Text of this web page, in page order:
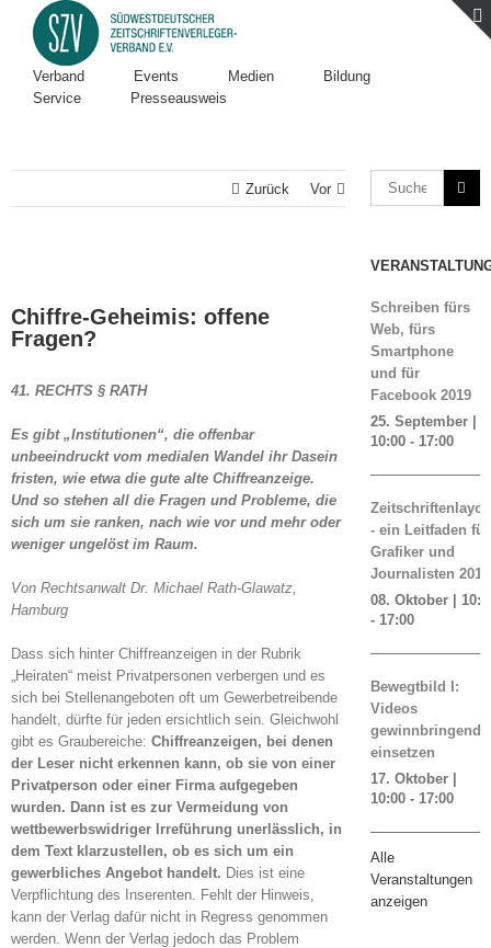
Verband Events Medien
Bildung
Service
Presseausweis
Zurück Vor
grösseres
Bild
Chiffre-Geheimis: offene
Fragen?
41. RECHTS § RATH
Es gibt „Institutionen“, die offenbar
unbeeindruckt vom medialen Wandel ihr Dasein
fristen, wie etwa die gute alte Chiffreanzeige.
Und so stehen all die Fragen und Probleme, die
sich um sie ranken, nach wie vor und mehr oder
weniger ungelöst im Raum.
Von Rechtsanwalt Dr. Michael Rath-Glawatz,
Hamburg
Dass sich hinter Chiffreanzeigen in der Rubrik
„Heiraten“ meist Privatpersonen verbergen und es
sich bei Stellenangeboten oft um Gewerbetreibende
handelt, dürfte für jeden ersichtlich sein. Gleichwohl
gibt es Graubereiche: Chiffreanzeigen, bei denen
der Leser nicht erkennen kann, ob sie von einer
Privatperson oder einer Firma aufgegeben
wurden. Dann ist es zur Vermeidung von
wettbewerbswidriger Irreführung unerlässlich, in
dem Text klarzustellen, ob es sich um ein
gewerbliches Angebot handelt. Dies ist eine
Verpflichtung des Inserenten. Fehlt der Hinweis,
kann der Verlag dafür nicht in Regress genommen
werden. Wenn der Verlag jedoch das Problem
Schreiben fürs
Web, fürs
Smartphone
und für
Facebook 2019
25. September |
10:00- 17:00
- ein Leitfaden für
Grafiker und
Journalisten 2019
08. Oktober |
- 17:00
Bewegtbild I:
Videos
gewinnbringend
einsetzen
17. Oktober |
10:00- 17:00
Alle
Veranstaltungen
anzeigen